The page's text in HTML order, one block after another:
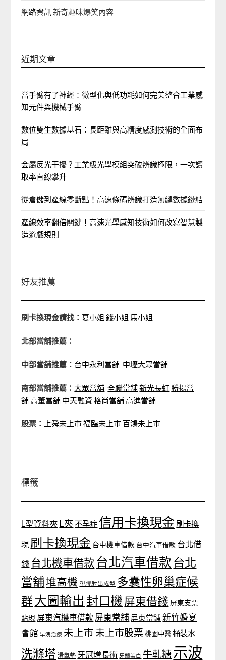
網路資訊 新奇趣味爆笑內容
近期文章
當手臂有了神經：微型化與低功耗如何完美整合工業感
知元件與機械手臂
數位雙生數據基石：長距離與高精度感測技術的全面布
局
金屬反光干擾？工業級光學模組突破辨識極限，一次讀
取率直線攀升
從倉儲到產線零斷點！高速條碼辨識打造無縫數據鏈結
產線效率翻倍關鍵！高速光學感知技術如何改寫智慧製
造遊戲規則
好友推薦
刷卡換現金請找： 夏小姐 錢小姐 馬小姐
北部當舖推薦：
中部當舖推薦： 台中永利當舖 中壢大眾當舖
南部當舖推薦： 大眾當舖 全聯當舖新光長虹 勝揚當
舖高董當舖 中天融資格尚當舖高進當舖
股票： 上舜未上市福臨未上市 百鴻未上市
標籤
L型資料夾 L夾 不孕症 信用卡換現金 刷卡換
現 刷卡換現金 台中機車借款 台中汽車借款 台北借
錢 台北機車借款 台北汽車借款 台北
當舖堆高機 塑膠射出成型 多囊性卵巢症候
群大圖輸出 封口機 屏東借錢 屏東支票
貼現 屏東汽機車借款 屏東當舖 屏東當鋪 新竹婚宴
會館 早洩治療 未上市 未上市股票 桃園中醫 桶裝水
洗滌塔 滑鼠墊 牙冠增長術 牙齦美白 牛軋糖示波